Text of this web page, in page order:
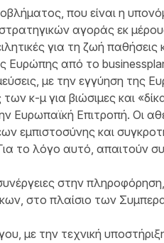
που είναι η
αγοράς εκ
για τη ζωή παθήσεις
Ευρώπης από το
με την εγγύηση της
κ-μ για βιώσιμες και
Ευρωπαϊκή Επιτροπή. Οι
εμπιστοσύνης και
το λόγο αυτό, απαιτούν
στην
στο πλαίσιο των
με την τεχνική